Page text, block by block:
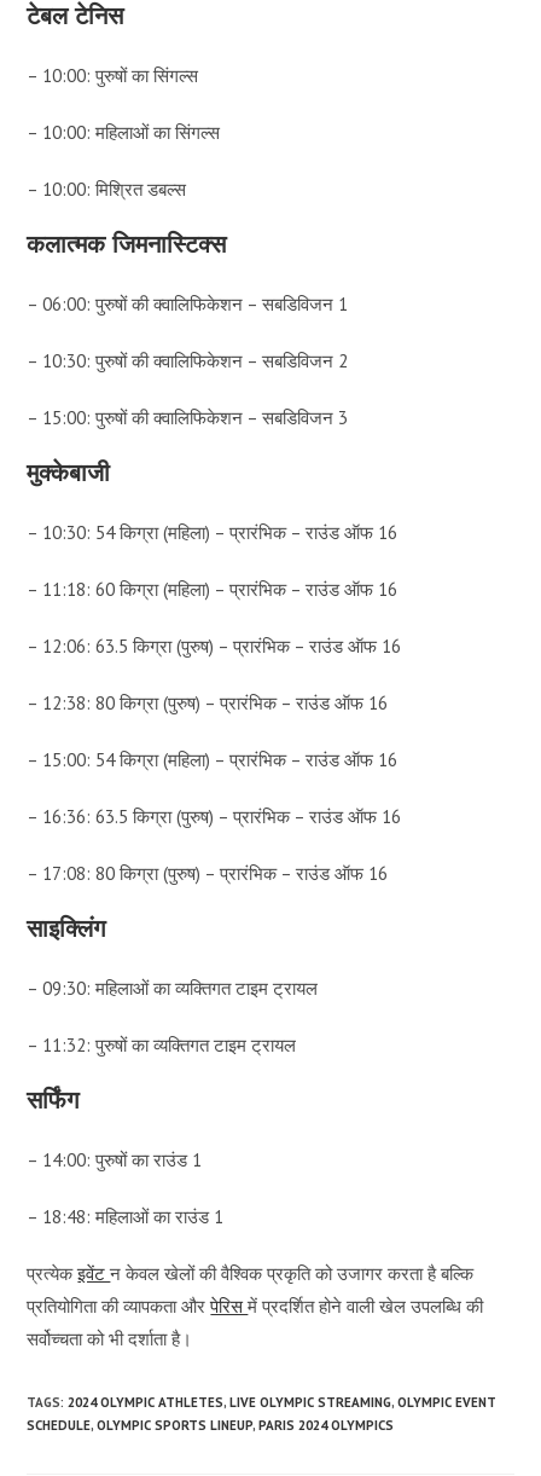
टेबल टेनिस
– 10:00: पुरुषों का सिंगल्स
– 10:00: महिलाओं का सिंगल्स
– 10:00: मिश्रित डबल्स
कलात्मक जिमनास्टिक्स
– 06:00: पुरुषों की क्वालिफिकेशन – सबडिविजन 1
– 10:30: पुरुषों की क्वालिफिकेशन – सबडिविजन 2
– 15:00: पुरुषों की क्वालिफिकेशन – सबडिविजन 3
मुक्केबाजी
– 10:30: 54 किग्रा (महिला) – प्रारंभिक – राउंड ऑफ 16
– 11:18: 60 किग्रा (महिला) – प्रारंभिक – राउंड ऑफ 16
– 12:06: 63.5 किग्रा (पुरुष) – प्रारंभिक – राउंड ऑफ 16
– 12:38: 80 किग्रा (पुरुष) – प्रारंभिक – राउंड ऑफ 16
– 15:00: 54 किग्रा (महिला) – प्रारंभिक – राउंड ऑफ 16
– 16:36: 63.5 किग्रा (पुरुष) – प्रारंभिक – राउंड ऑफ 16
– 17:08: 80 किग्रा (पुरुष) – प्रारंभिक – राउंड ऑफ 16
साइक्लिंग
– 09:30: महिलाओं का व्यक्तिगत टाइम ट्रायल
– 11:32: पुरुषों का व्यक्तिगत टाइम ट्रायल
सर्फिंग
– 14:00: पुरुषों का राउंड 1
– 18:48: महिलाओं का राउंड 1
प्रत्येकइवेंटन केवल खेलों की वैश्विक प्रकृति को उजागर करता है बल्कि
प्रतियोगिता की व्यापकता औरपेरिसमें प्रदर्शित होने वाली खेल उपलब्धि की
सर्वोच्चता को भी दर्शाता है।
TAGS:2024 OLYMPIC ATHLETES, LIVE OLYMPIC STREAMING, OLYMPIC EVENT
SCHEDULE, OLYMPIC SPORTS LINEUP, PARIS 2024 OLYMPICS